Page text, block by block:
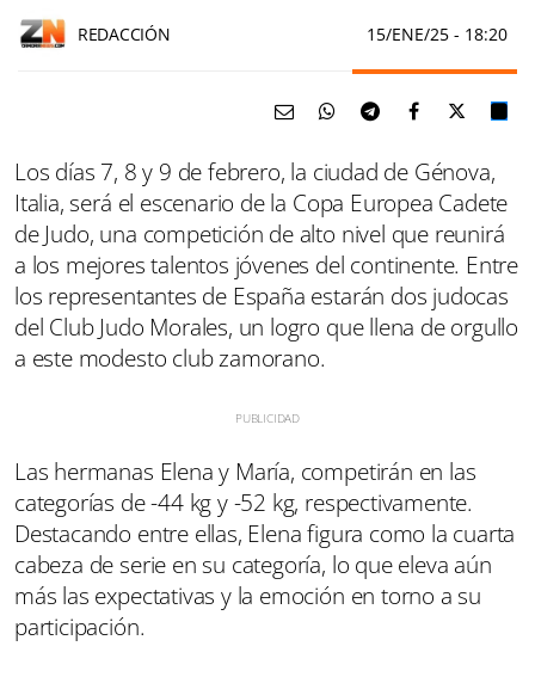
REDACCIÓN 15/ENE/25 - 18:20
Los días 7, 8 y 9 de febrero, la ciudad de Génova,
Italia, será el escenario de la Copa Europea Cadete
de Judo, una competición de alto nivel que reunirá
a los mejores talentos jóvenes del continente. Entre
los representantes de España estarán dos judocas
del Club Judo Morales, un logro que llena de orgullo
a este modesto club zamorano.
Las hermanas Elena y María, competirán en las
categorías de -44 kg y -52 kg, respectivamente.
Destacando entre ellas, Elena figura como la cuarta
cabeza de serie en su categoría, lo que eleva aún
más las expectativas y la emoción en torno a su
participación.